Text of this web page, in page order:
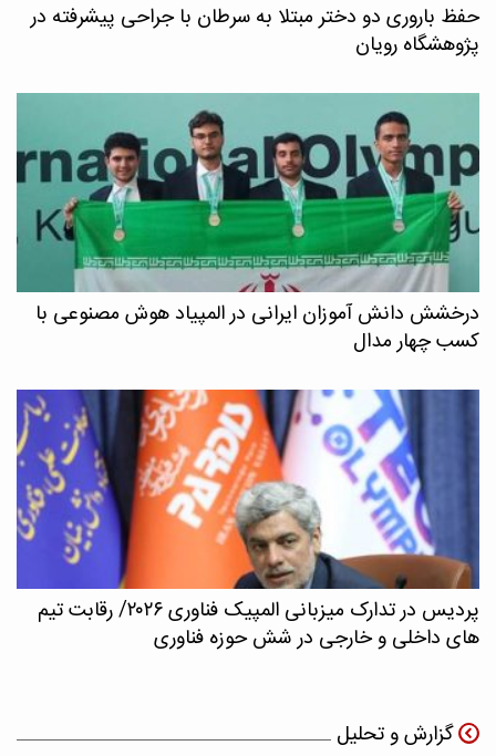
حفظ باروری دو دختر مبتلا به سرطان با جراحی پیشرفته در
پژوهشگاه رویان
درخشش دانش آموزان ایرانی در المپیاد هوش مصنوعی با
کسب چهار مدال
پردیس در تدارک میزبانی المپیک فناوری ۲۰۲۶/ رقابت تیم
های داخلی و خارجی در شش حوزه فناوری
گزارش و تحلیل